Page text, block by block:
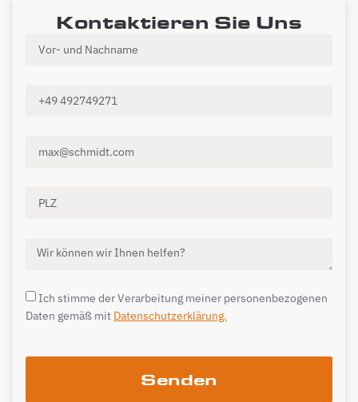
Kontaktieren Sie Uns
Ich stimme der Verarbeitung meiner personenbezogenen
Daten gemäß mit Datenschutzerklärung.
Senden